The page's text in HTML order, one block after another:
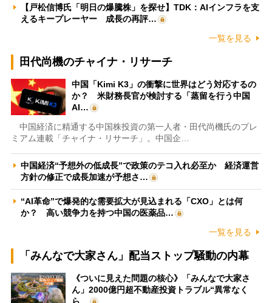
【戸松信博氏「明日の爆騰株」を探せ】TDK：AIインフラを支
えるキープレーヤー 成長の再評…
一覧を見る
田代尚機のチャイナ・リサーチ
中国「Kimi K3」の衝撃に世界はどう対応するの
か？ 米財務長官が検討する「蒸留を行う中国
AI…
中国経済に精通する中国株投資の第一人者・田代尚機氏のプレ
ミアム連載「チャイナ・リサーチ」。中国企…
中国経済“予想外の低成長”で政策のテコ入れ必至か 経済運営
方針の修正で成長加速が予想さ…
“AI革命”で爆発的な需要拡大が見込まれる「CXO」とは何
か？ 高い競争力を持つ中国の医薬品…
一覧を見る
「みんなで大家さん」配当ストップ騒動の内幕
《ついに見えた問題の核心》「みんなで大家さ
ん」2000億円超不動産投資トラブル“異常なく
ら…